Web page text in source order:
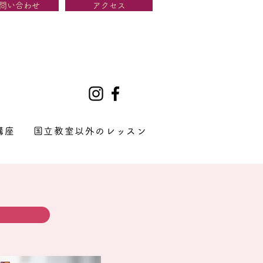
い合わせ アクセス
座 国立教室以外のレッスン